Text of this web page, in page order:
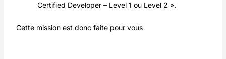
Certified Developer – Level 1 ou Level 2 ».
Cette mission est donc faite pour vous